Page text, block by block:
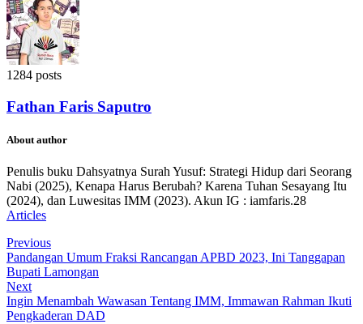
1284 posts
Fathan Faris Saputro
About author
Penulis buku Dahsyatnya Surah Yusuf: Strategi Hidup dari Seorang
Nabi (2025), Kenapa Harus Berubah? Karena Tuhan Sesayang Itu
(2024), dan Luwesitas IMM (2023). Akun IG : iamfaris.28
Articles
Previous
Pandangan Umum Fraksi Rancangan APBD 2023, Ini Tanggapan
Bupati Lamongan
Next
Ingin Menambah Wawasan Tentang IMM, Immawan Rahman Ikuti
Pengkaderan DAD